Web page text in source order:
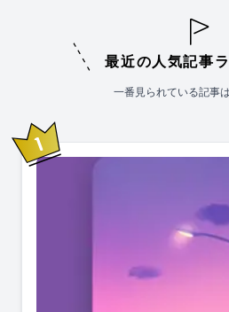
最近の人気記事
一番見られている記事
1位